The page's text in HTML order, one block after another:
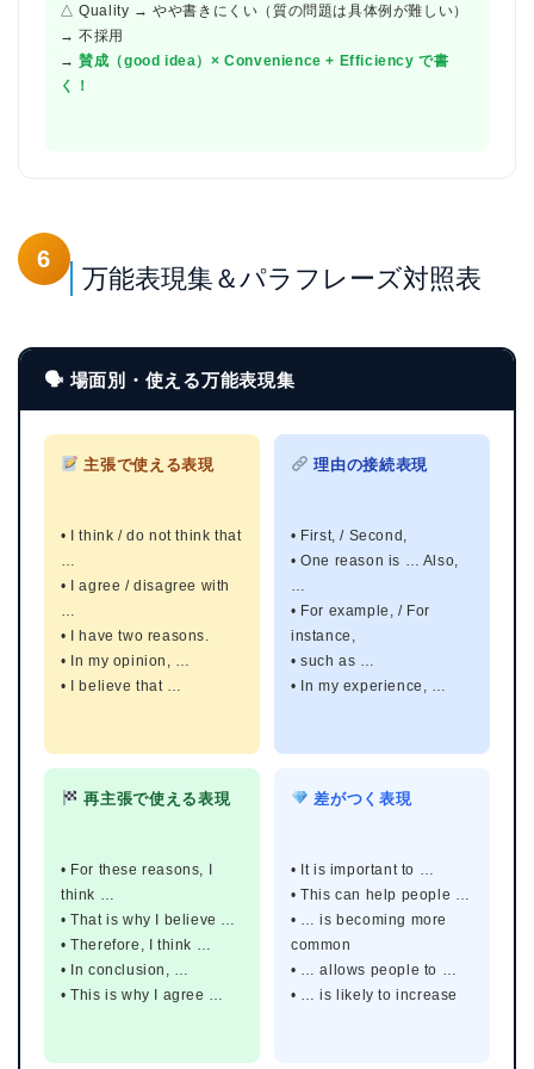
△ Quality → やや書きにくい（質の問題は具体例が難しい）
→ 不採用
→賛成（good idea）× Convenience + Efficiency で書
く！
6
万能表現集＆パラフレーズ対照表
🗣 場面別・使える万能表現集
主張で使える表現
• I think / do not think that
…
• I agree / disagree with
…
• I have two reasons.
• In my opinion, …
• I believe that …
理由の接続表現
• First, / Second,
• One reason is … Also,
…
• For example, / For
instance,
• such as …
• In my experience, …
再主張で使える表現
• For these reasons, I
think …
• That is why I believe …
• Therefore, I think …
• In conclusion, …
• This is why I agree …
差がつく表現
• It is important to …
• This can help people …
• … is becoming more
common
• … allows people to …
• … is likely to increase